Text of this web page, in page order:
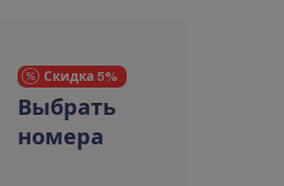
Скидка 5%
Выбрать
номера